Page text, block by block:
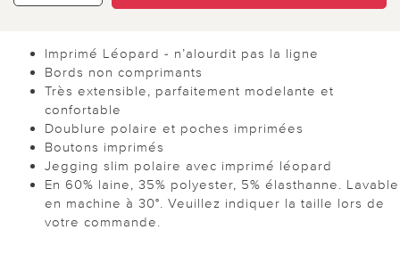
Imprimé Léopard - n’alourdit pas la ligne
Bords non comprimants
Très extensible, parfaitement modelante et
confortable
Doublure polaire et poches imprimées
Boutons imprimés
Jegging slim polaire avec imprimé léopard
En 60% laine, 35% polyester, 5% élasthanne. Lavable
en machine à 30°. Veuillez indiquer la taille lors de
votre commande.